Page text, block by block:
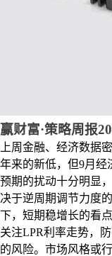
赢财富·策略周报
上周金融、经济数据
年来的新低，但9月经
预期的扰动十分明显
决于逆周期调节力度
下，短期稳增长的看
关注LPR利率走势，
的风险。市场风格或